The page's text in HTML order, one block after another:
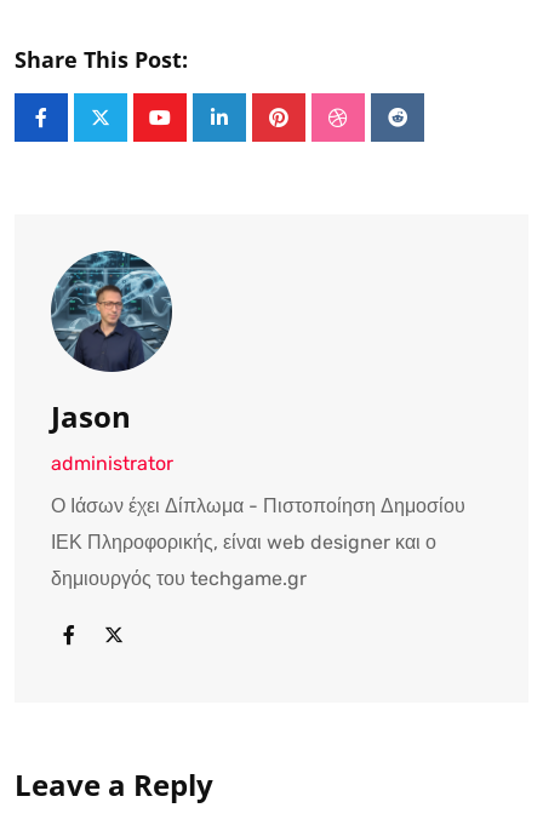
Share This Post:
YoutubeLinkedInPinterestStumbleUpon
Reddit
Jason
administrator
Ο Ιάσων έχει Δίπλωμα - Πιστοποίηση Δημοσίου
ΙΕΚ Πληροφορικής, είναι web designer και ο
δημιουργός του techgame.gr
Leave a Reply